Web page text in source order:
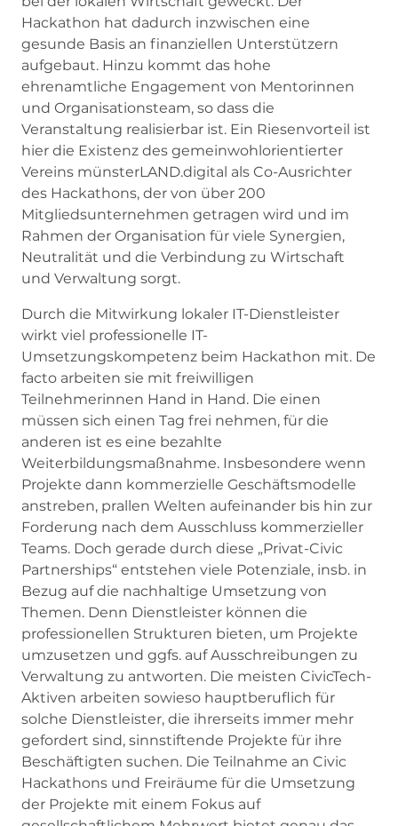
Hackathon hat dadurch inzwischen eine
gesunde Basis an finanziellen Unterstützern
aufgebaut. Hinzu kommt das hohe
ehrenamtliche Engagement von Mentorinnen
und Organisationsteam, so dass die
Veranstaltung realisierbar ist. Ein Riesenvorteil ist
hier die Existenz des gemeinwohlorientierter
Vereins münsterLAND.digital als Co-Ausrichter
des Hackathons, der von über 200
Mitgliedsunternehmen getragen wird und im
Rahmen der Organisation für viele Synergien,
Neutralität und die Verbindung zu Wirtschaft
und Verwaltung sorgt.
Durch die Mitwirkung lokaler IT-Dienstleister
wirkt viel professionelle IT-
Umsetzungskompetenz beim Hackathon mit. De
facto arbeiten sie mit freiwilligen
Teilnehmerinnen Hand in Hand. Die einen
müssen sich einen Tag frei nehmen, für die
anderen ist es eine bezahlte
Weiterbildungsmaßnahme. Insbesondere wenn
Projekte dann kommerzielle Geschäftsmodelle
anstreben, prallen Welten aufeinander bis hin zur
Forderung nach dem Ausschluss kommerzieller
Teams. Doch gerade durch diese „Privat-Civic
Partnerships“ entstehen viele Potenziale, insb. in
Bezug auf die nachhaltige Umsetzung von
Themen. Denn Dienstleister können die
professionellen Strukturen bieten, um Projekte
umzusetzen und ggfs. auf Ausschreibungen zu
Verwaltung zu antworten. Die meisten CivicTech-
Aktiven arbeiten sowieso hauptberuflich für
solche Dienstleister, die ihrerseits immer mehr
gefordert sind, sinnstiftende Projekte für ihre
Beschäftigten suchen. Die Teilnahme an Civic
Hackathons und Freiräume für die Umsetzung
der Projekte mit einem Fokus auf